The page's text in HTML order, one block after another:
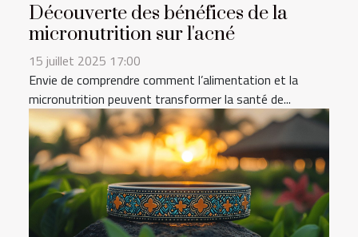
Découverte des bénéfices de la
micronutrition sur l'acné
15 juillet 2025 17:00
Envie de comprendre comment l’alimentation et la
micronutrition peuvent transformer la santé de...